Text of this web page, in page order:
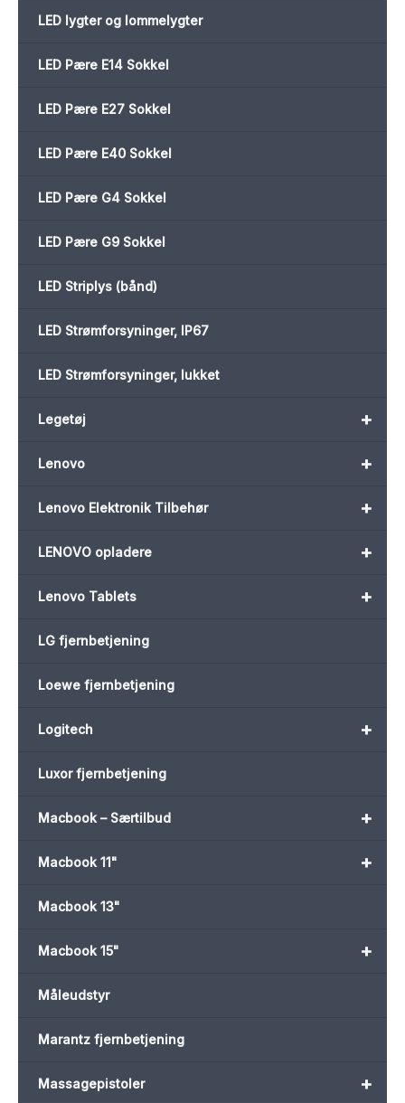
LED lygter og lommelygter
LED Pære E14 Sokkel
LED Pære E27 Sokkel
LED Pære E40 Sokkel
LED Pære G4 Sokkel
LED Pære G9 Sokkel
LED Striplys (bånd)
LED Strømforsyninger, IP67
LED Strømforsyninger, lukket
+
Legetøj
+
Lenovo
+
Lenovo Elektronik Tilbehør
+
LENOVO opladere
+
Lenovo Tablets
LG fjernbetjening
Loewe fjernbetjening
+
Logitech
Luxor fjernbetjening
+
Macbook – Særtilbud
+
Macbook 11"
Macbook 13"
+
Macbook 15"
Måleudstyr
Marantz fjernbetjening
+
Massagepistoler